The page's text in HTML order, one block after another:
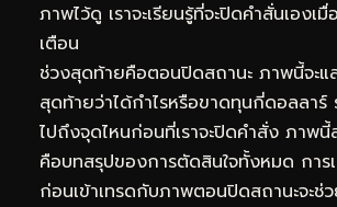
ภาพไว้ดู เราจะเรียนรู้ที่จะปิดคำสั่นเอง
เตือน
ช่วงสุดท้ายคือตอนปิดสถานะ ภาพนี้จะ
สุดท้ายว่าได้กำไรหรือขาดทุนกี่ดอลลาร์
ไปถึงจุดไหนก่อนที่เราจะปิดคำสั่ง ภาพ
คือบทสรุปของการตัดสินใจทั้งหมด การ
ก่อนเข้าเทรดกับภาพตอนปิดสถานะจะช่ว